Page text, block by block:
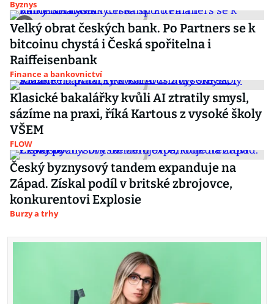
Byznys
Velký obrat českých bank. Po Partners se k
bitcoinu chystá i Česká spořitelna i
Raiffeisenbank
Finance a bankovnictví
Klasické bakalářky kvůli AI ztratily smysl,
sázíme na praxi, říká Kartous z vysoké školy
VŠEM
FLOW
Český byznysový tandem expanduje na
Západ. Získal podíl v britské zbrojovce,
konkurentovi Explosie
Burzy a trhy